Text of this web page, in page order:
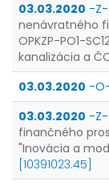
03.03.2020 -Z-
nenávratného
OPKZP-PO1-
kanalizácia a
03.03.2020 -
03.03.2020 -Z-
finančného
"Inovácia a
[10391023.45]